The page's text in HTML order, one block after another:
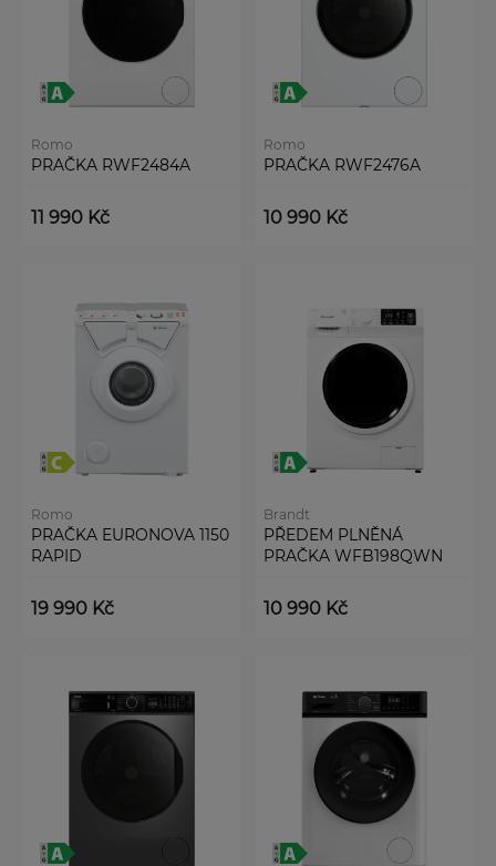
Romo
PRAČKA RWF2484A
11 990 Kč
Romo
PRAČKA RWF2476A
10 990 Kč
Romo
PRAČKA EURONOVA 1150
RAPID
19 990 Kč
Brandt
PŘEDEM PLNĚNÁ
PRAČKA WFB198QWN
10 990 Kč